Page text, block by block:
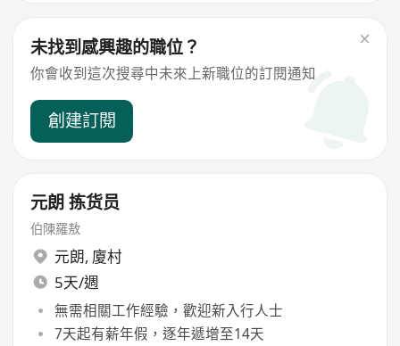
未找到感興趣的職位？
你會收到這次搜尋中未來上新職位的訂閱通知
創建訂閱
元朗 拣货员
伯陳羅敖
元朗, 廈村
5天/週
無需相關工作經驗，歡迎新入行人士
7天起有薪年假，逐年遞增至14天